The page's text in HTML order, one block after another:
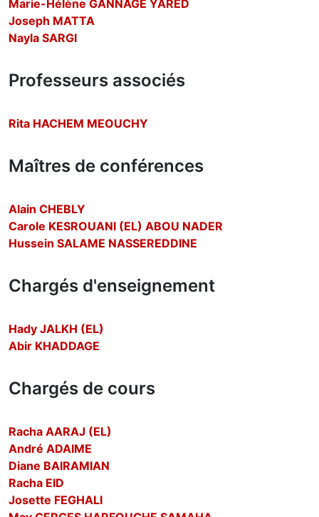
Marie-Hélène GANNAGE YARED
Joseph MATTA
Nayla SARGI
Professeurs associés
Rita HACHEM MEOUCHY
Maîtres de conférences
Alain CHEBLY
Carole KESROUANI (EL) ABOU NADER
Hussein SALAME NASSEREDDINE
Chargés d'enseignement
Hady JALKH (EL)
Abir KHADDAGE
Chargés de cours
Racha AARAJ (EL)
André ADAIME
Diane BAIRAMIAN
Racha EID
Josette FEGHALI